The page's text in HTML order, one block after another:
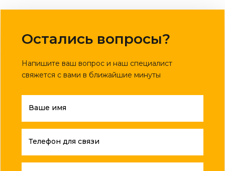
Остались вопросы?
Напишите ваш вопрос и наш специалист
свяжется с вами в ближайшие минуты
Ваше имя
Телефон для связи